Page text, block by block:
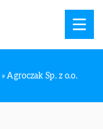
»Agroczak Sp. z o.o.